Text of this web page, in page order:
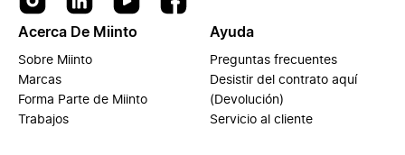
Acerca De Miinto
Sobre Miinto
Marcas
Forma Parte de Miinto
Trabajos
Ayuda
Preguntas frecuentes
Desistir del contrato aquí
(Devolución)
Servicio al cliente